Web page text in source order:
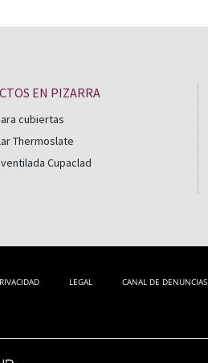
EN PIZARRA
cubiertas
Thermoslate
Cupaclad
LEGAL CANAL DE DENUNCIAS